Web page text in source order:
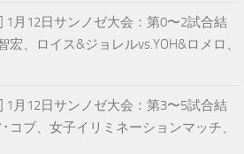
1月12日サンノゼ大会：第0〜2試合結
、ロイス&ジョレルvs.YOH&ロメロ、
1月12日サンノゼ大会：第3〜5試合結
コブ、女子イリミネーションマッチ、